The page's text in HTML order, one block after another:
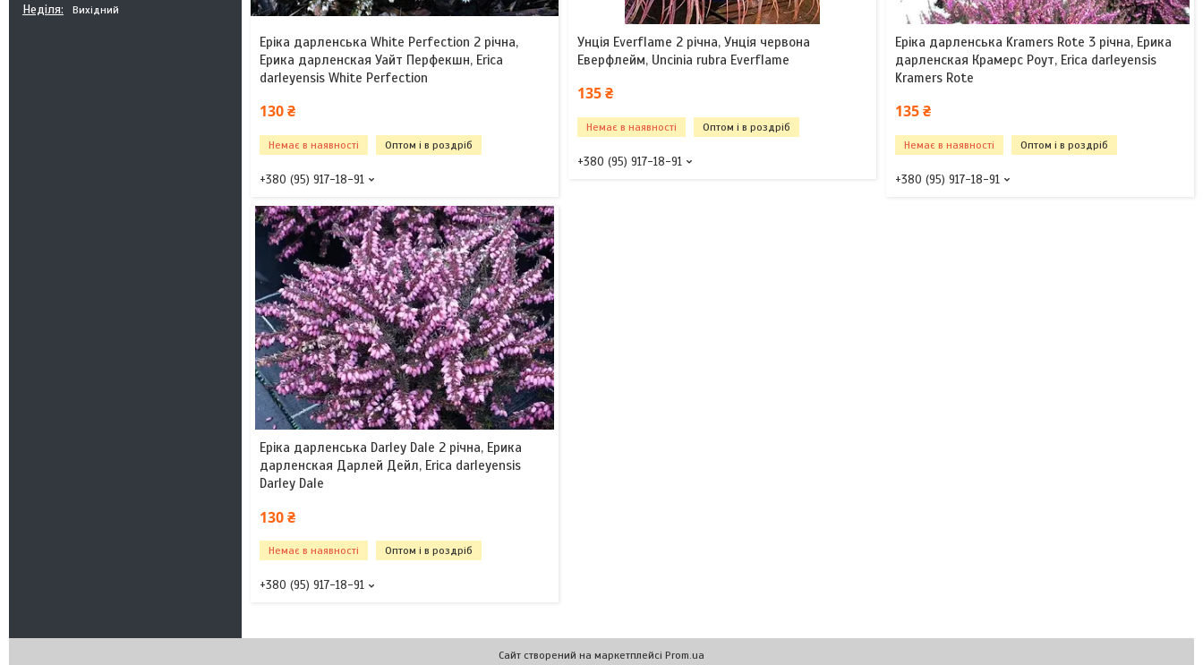
Неділя Вихідний
Eріка дарленська White Perfection 2 річна,
Ерика дарленская Уайт Перфекшн, Erica
darleyensis White Perfection
130 ₴
Немає в наявності Оптом і в роздріб
+380 (95) 917-18-91
Унція Everflame 2 річна, Унція червона
Еверфлейм, Uncinia rubra Everflame
135 ₴
Немає в наявності Оптом і в роздріб
+380 (95) 917-18-91
Eріка дарленська Kramers Rote 3 річна, Ерика
дарленская Крамерс Роут, Erica darleyensis
Kramers Rote
135 ₴
Немає в наявності Оптом і в роздріб
+380 (95) 917-18-91
Еріка дарленська Darley Dale 2 річна, Ерика
дарленская Дарлей Дейл, Erica darleyensis
Darley Dale
130 ₴
Немає в наявності Оптом і в роздріб
+380 (95) 917-18-91
Сайт створений на маркетплейсі Prom.ua